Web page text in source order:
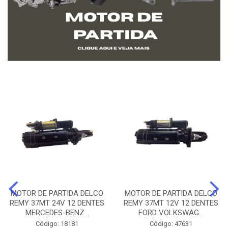
MOTOR DE PARTIDA DELCO
REMY 37MT 24V 12 DENTES
MERCEDES-BENZ...
Código: 18181
MOTOR DE PARTIDA DELCO
REMY 37MT 12V 12 DENTES
FORD VOLKSWAG...
Código: 47631